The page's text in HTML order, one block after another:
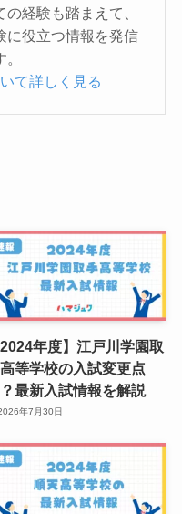
経験も踏まえて、
に役立つ情報を発信
て詳しく見る
2024年度】江戸川学園取
等学校の入試変更点
最新入試情報を解説
年7月30日